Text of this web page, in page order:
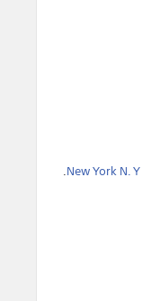
New York N. Y
.